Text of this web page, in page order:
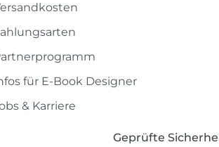
für E-Book Designer
& Karriere
Geprüfte